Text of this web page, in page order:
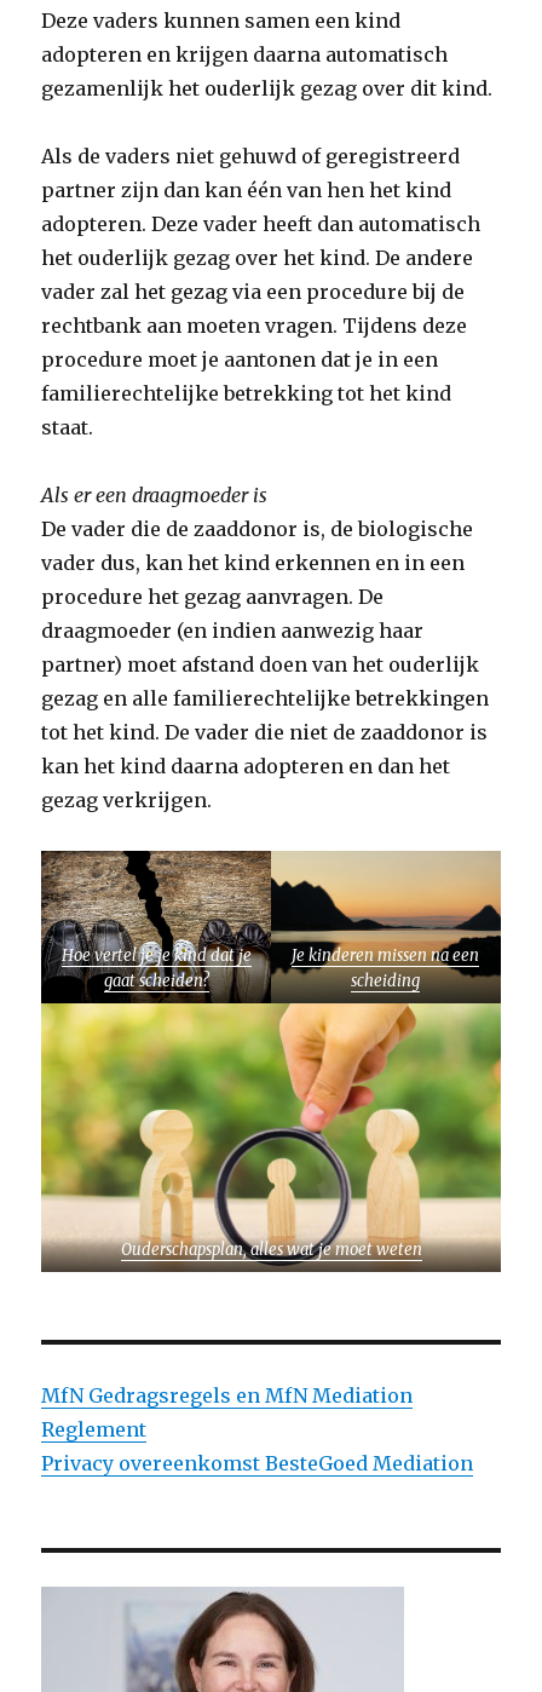
Deze vaders kunnen samen een kind
adopteren en krijgen daarna automatisch
gezamenlijk het ouderlijk gezag over dit kind.
Als de vaders niet gehuwd of geregistreerd
partner zijn dan kan één van hen het kind
adopteren. Deze vader heeft dan automatisch
het ouderlijk gezag over het kind. De andere
vader zal het gezag via een procedure bij de
rechtbank aan moeten vragen. Tijdens deze
procedure moet je aantonen dat je in een
familierechtelijke betrekking tot het kind
staat.
Als er een draagmoeder is
De vader die de zaaddonor is, de biologische
vader dus, kan het kind erkennen en in een
procedure het gezag aanvragen. De
draagmoeder (en indien aanwezig haar
partner) moet afstand doen van het ouderlijk
gezag en alle familierechtelijke betrekkingen
tot het kind. De vader die niet de zaaddonor is
kan het kind daarna adopteren en dan het
gezag verkrijgen.
Hoe vertel je je kind dat je
gaat scheiden?
Je kinderen missen na een
scheiding
Ouderschapsplan, alles wat je moet weten
MfN Gedragsregels en MfN Mediation
Reglement
Privacy overeenkomst BesteGoed Mediation